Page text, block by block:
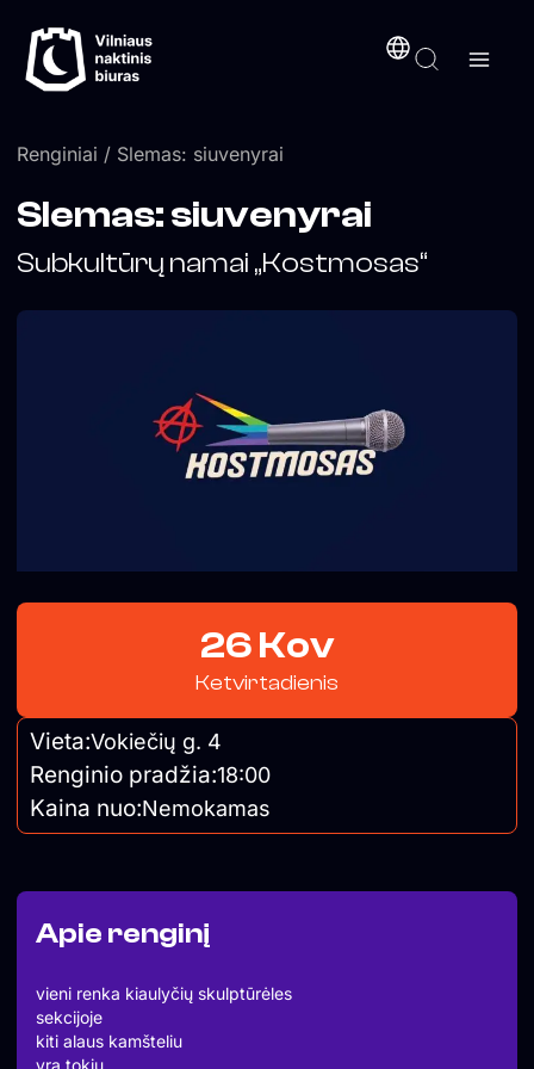
prie
turinio
Renginiai / Slemas: siuvenyrai
Apie renginį
vieni renka kiaulyčių skulptūrėles
sekcijoje
kiti alaus kamšteliu
Slemas: siuvenyrai
Subkultūrų namai „Kostmosas“
26 Kov
Ketvirtadienis
Vieta:Vokiečių g. 4
Renginio pradžia:18:00
Kaina nuo:Nemokamas